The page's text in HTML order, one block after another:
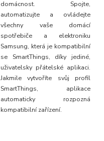
domácnost. Spojte,
automatizujte a ovládejte
všechny vaše domácí
spotřebiče a elektroniku
Samsung, která je kompatibilní
se SmartThings, díky jediné,
uživatelsky přátelské aplikaci.
Jakmile vytvoříte svůj profil
SmartThings, aplikace
automaticky rozpozná
kompatibilní zařízení.